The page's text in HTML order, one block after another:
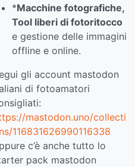
*Macchine fotografiche,
Tool liberi di fotoritocco
e gestione delle immagini
offline e online.
gli account mastodon
di fotoamatori
mastodon.uno/collecti
116831626990116338
c’è anche tutto lo
pack mastodon